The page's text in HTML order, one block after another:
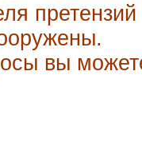
вы